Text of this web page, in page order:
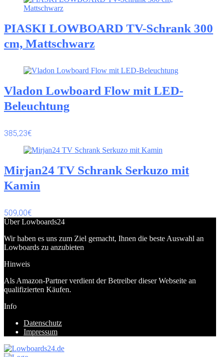
PIASKI LOWBOARD TV-Schrank 300
cm, Mattschwarz
Vladon Lowboard Flow mit LED-
Beleuchtung
385,23€
Mirjan24 TV Schrank Serkuzo mit
Kamin
509,00€
Über Lowboards24
Wir haben es uns zum Ziel gemacht, Ihnen die beste Auswahl an
Lowboards zu anzubieten
Hinweis
Als Amazon-Partner verdient der Betreiber dieser Webseite an
qualifizierten Käufen.
Info
Datenschutz
Impressum